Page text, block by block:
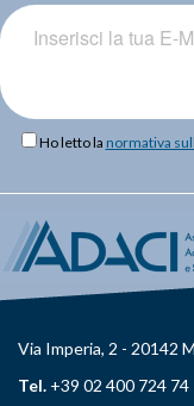
Ho letto la normativa
Via Imperia, 2 - 20142
Tel. +39 02 400 724 74